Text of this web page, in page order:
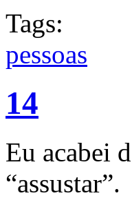
Tags:
pessoas
14
Eu acabei
“assustar”.